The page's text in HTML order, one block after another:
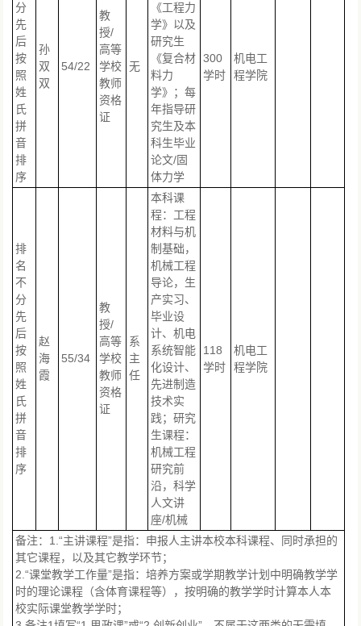
分
先
后
按
照
姓
氏
拼
音
排
序
孙
双
双
54/22
教
授/
高等
学校
教师
资格
证
无
《工程力
学》以及
研究生
《复合材
料力
学》；每
年指导研
究生及本
科生毕业
论文/固
体力学
300
学时
机电工
程学院
排
名
不
分
先
后
按
照
姓
氏
拼
音
排
序
赵
海
霞
55/34
教
授/
高等
学校
教师
资格
证
系
主
任
本科课
程：工程
材料与机
制基础，
机械工程
导论，生
产实习、
毕业设
计、机电
系统智能
化设计、
先进制造
技术实
践；研究
生课程：
机械工程
研究前
沿，科学
人文讲
座/机械
118
学时
机电工
程学院
备注：1.“主讲课程”是指：申报人主讲本校本科课程、同时承担的
其它课程，以及其它教学环节；
2.“课堂教学工作量”是指：培养方案或学期教学计划中明确教学学
时的理论课程（含体育课程等），按明确的教学学时计算本人本
校实际课堂教学学时；